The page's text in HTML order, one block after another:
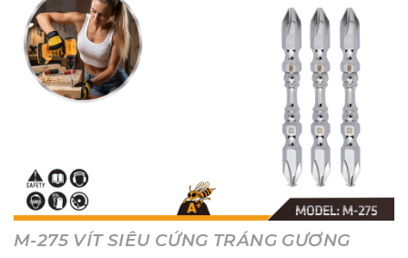
M-275 VÍT SIÊU CỨNG TRÁNG GƯƠNG